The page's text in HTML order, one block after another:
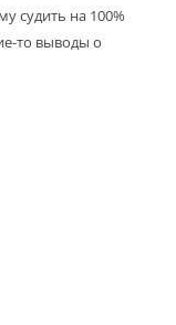
судить на 100%
то выводы о